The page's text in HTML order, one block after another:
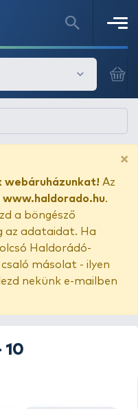
×
webáruházunkat! Az
www.haldorado.hu.
a böngésző
az adataidat. Ha
Haldorádó-
másolat - ilyen
nekünk e-mailben
10